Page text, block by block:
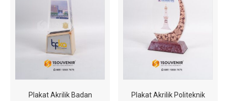
Plakat Akrilik Badan
Plakat Akrilik Politeknik